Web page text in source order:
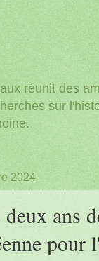
réunit des
sur
2024
deux ans
pour